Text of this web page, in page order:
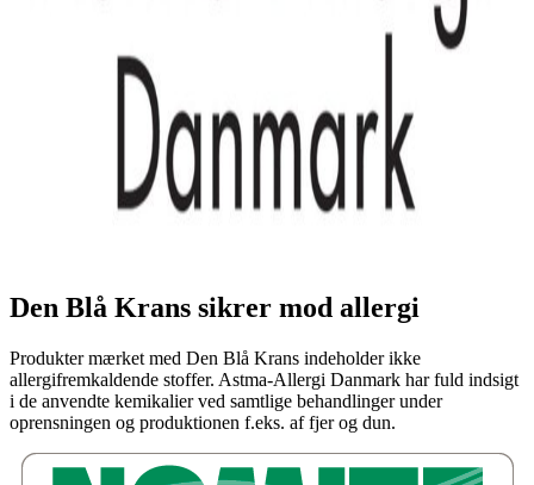
Den Blå Krans sikrer mod allergi
Produkter mærket med Den Blå Krans indeholder ikke
allergifremkaldende stoffer. Astma-Allergi Danmark har fuld indsigt
i de anvendte kemikalier ved samtlige behandlinger under
oprensningen og produktionen f.eks. af fjer og dun.